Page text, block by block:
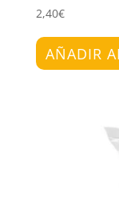
2,40€
AÑADIR